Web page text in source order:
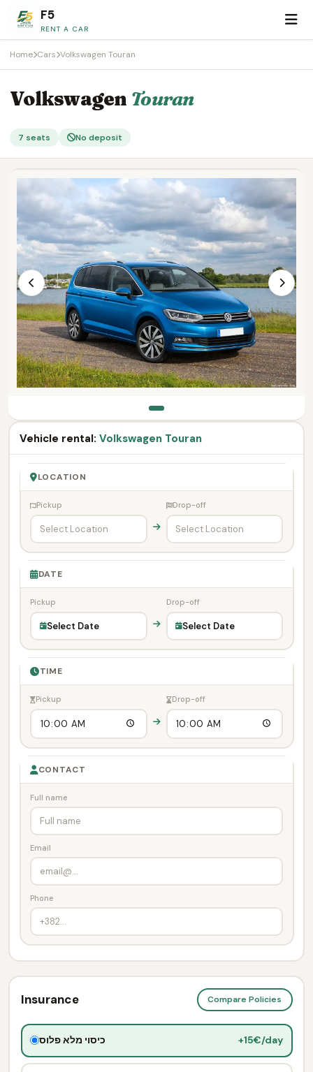
F5
RENT A CAR
Home Cars Volkswagen Touran
Volkswagen Touran
7 seats No deposit
Vehicle rental: Volkswagen Touran
LOCATION
Pickup Drop-off
DATE
Pickup
Select Date
Drop-off
Select Date
TIME
Pickup Drop-off
CONTACT
Full name
Email
Phone
Insurance Compare Policies
כיסוי מלא פלוס +15€/day